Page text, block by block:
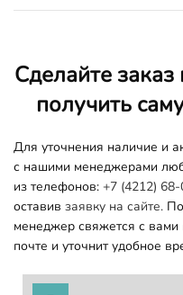
Сделайте
получить
Для уточнения наличие и
с нашими менеджерами
из телефонов: +7 (4212)
оставив заявку на сайте.
менеджер свяжется с вами
почте и уточнит удобное